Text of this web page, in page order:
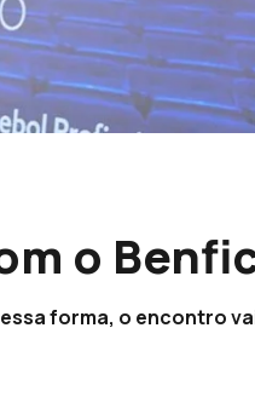
o
forma, o encontro